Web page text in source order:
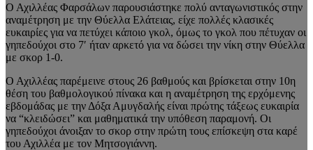
Ο Αχιλλέας Φαρσάλων παρουσιάστηκε πολύ ανταγωνιστικός στην
αναμέτρηση με την Θύελλα Ελάτειας, είχε πολλές κλασικές
ευκαιρίες για να πετύχει κάποιο γκολ, όμως το γκολ που πέτυχαν οι
γηπεδούχοι στο 7′ ήταν αρκετό για να δώσει την νίκη στην Θύελλα
με σκορ 1-0.
Ο Αχιλλέας παρέμεινε στους 26 βαθμούς και βρίσκεται στην 10η
θέση του βαθμολογικού πίνακα και η αναμέτρηση της ερχόμενης
εβδομάδας με την Δόξα Αμυγδαλής είναι πρώτης τάξεως ευκαιρία
να “κλειδώσει” και μαθηματικά την υπόθεση παραμονή. Οι
γηπεδούχοι άνοιξαν το σκορ στην πρώτη τους επίσκεψη στα καρέ
του Αχιλλέα με τον Μητσογιάννη.